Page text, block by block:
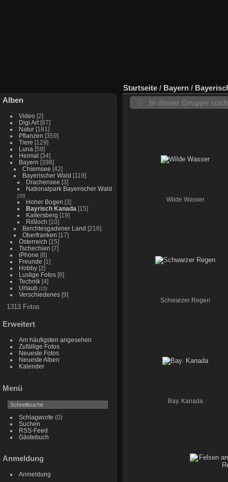
Alben
Video[2]
Digi Art[87]
Natur[181]
Pflanzen [359]
Tiere [129]
Luna [59]
Heimat[34]
Bayern [398]
Chiemsee [42]
Bayerischer Wald [119]
Drachensee [3]
Nationalpark Bayerischer Wald
[20]
Hoher Bogen [3]
Bayrisch Kanada [15]
Kaitersberg [19]
Rißloch [10]
Berchtesgadener Land [216]
Oberfranken [17]
Österreich [15]
Tschechien [7]
iPhone [8]
Freunde [1]
Hobby[2]
Lustige Fotos[6]
Technik[4]
Urlaub[15]
Verschiedenes[9]
1313 Fotos
Erweitert
Am häufigsten angesehen
Zufällige Fotos
Neueste Fotos
Neueste Alben
Kalender
Menü
Schlagworte (0)
Suchen
RSS-Feed
Gästebuch
Anmeldung
Anmeldung
Startseite / Bayern /
In dieser Gruppe
Wilde Wasser
Schwarzer Regen
Bay. Kanada